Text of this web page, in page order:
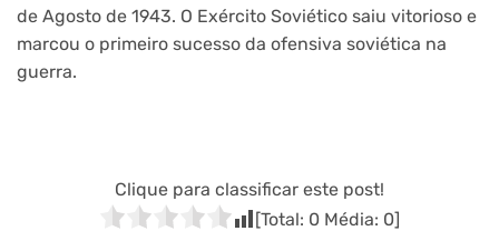
de Agosto de 1943. O Exército Soviético saiu vitorioso e
marcou o primeiro sucesso da ofensiva soviética na
guerra.
Clique para classificar este post!
[Total: 0 Média: 0]